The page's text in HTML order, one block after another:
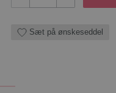
Sæt på ønskeseddel